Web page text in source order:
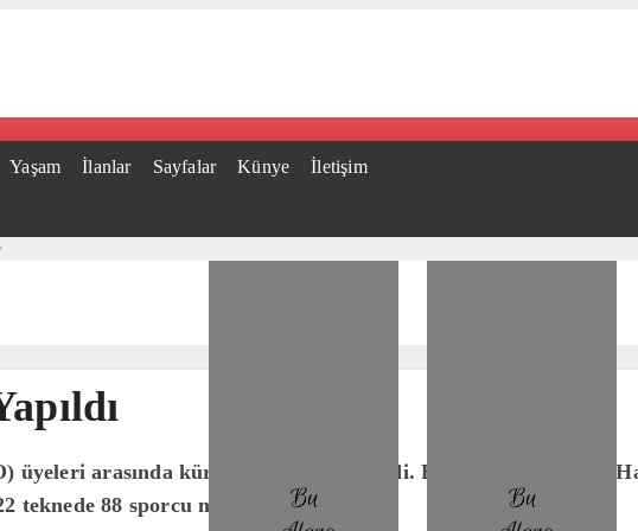
Yaşam İlanlar Sayfalar Künye İletişim
üyeleri arasında kürek şenliği düzenlendi. BODTO ve
teknede 88 sporcu mücadele..